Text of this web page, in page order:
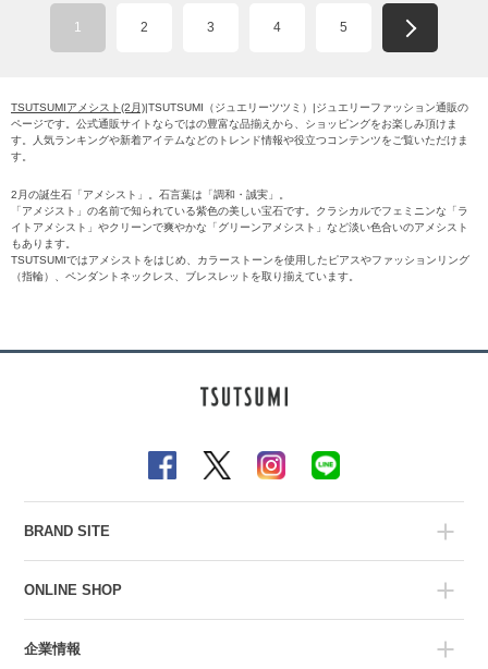
1 2 3 4 5
TSUTSUMIアメシスト(2月)|TSUTSUMI（ジュエリーツツミ）|ジュエリーファッション通販の
ページです。公式通販サイトならではの豊富な品揃えから、ショッピングをお楽しみ頂けま
す。人気ランキングや新着アイテムなどのトレンド情報や役立つコンテンツをご覧いただけま
す。
2月の誕生石「アメシスト」。石言葉は「調和・誠実」。
「アメジスト」の名前で知られている紫色の美しい宝石です。クラシカルでフェミニンな「ラ
イトアメシスト」やクリーンで爽やかな「グリーンアメシスト」など淡い色合いのアメシスト
もあります。
TSUTSUMIではアメシストをはじめ、カラーストーンを使用したピアスやファッションリング
（指輪）、ペンダントネックレス、ブレスレットを取り揃えています。
BRAND SITE
ONLINE SHOP
企業情報